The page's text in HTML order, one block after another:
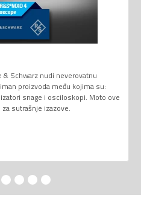
Schwarz nudi neverovatnu
proizvoda među kojima su:
snage i osciloskopi. Moto ove
sutrašnje izazove.